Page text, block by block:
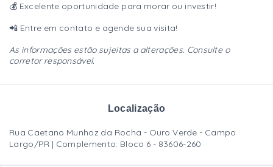
💰 Excelente oportunidade para morar ou investir!
📲 Entre em contato e agende sua visita!
As informações estão sujeitas a alterações. Consulte o
corretor responsável.
Localização
Rua Caetano Munhoz da Rocha - Ouro Verde - Campo
Largo/PR | Complemento: Bloco 6 - 83606-260